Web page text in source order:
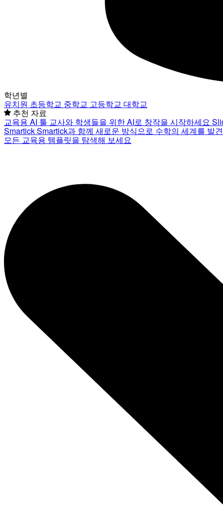
학년별
유치원 초등학교 중학교 고등학교 대학교
추천 자료
교육용 AI 툴 교사와 학생들을 위한 AI로 창작을 시작하세요
SmartickSmartick과 함께 새로운 방식으로 수학의 세계를 발
모든 교육용 템플릿을 탐색해 보세요